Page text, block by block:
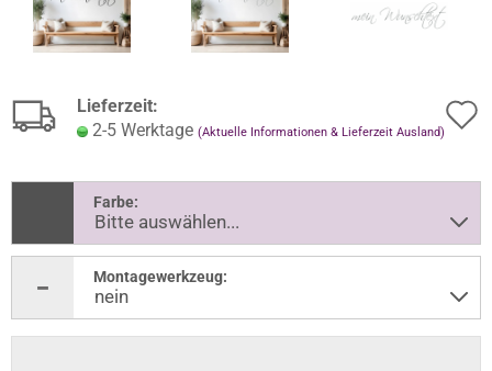
Lieferzeit:
2-5 Werktage (Aktuelle Informationen & Lieferzeit Ausland)
Farbe:
Montagewerkzeug: